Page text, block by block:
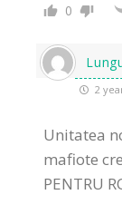
0
2
Unitatea
mafiote
PENTRU